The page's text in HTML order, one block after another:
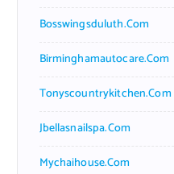
Bosswingsduluth.com
Birminghamautocare.com
Tonyscountrykitchen.com
Jbellasnailspa.com
Mychaihouse.com